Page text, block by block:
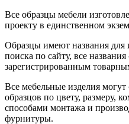
Все образцы мебели
проекту в единственном
Образцы имеют названия для
поиска по сайту, все
зарегистрированным
Все мебельные изделия могут
образцов по цвету, размеру,
способами монтажа и
фурнитуры.